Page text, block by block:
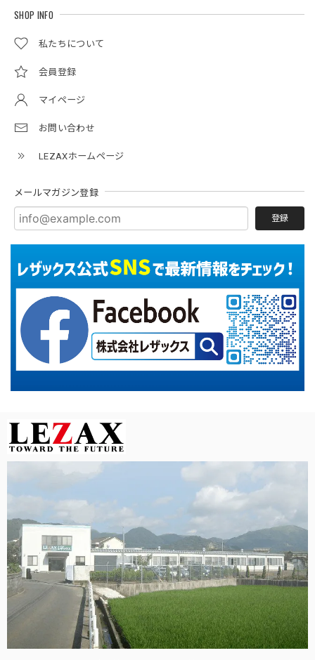
SHOP INFO
私たちについて
会員登録
マイページ
お問い合わせ
LEZAXホームページ
メールマガジン登録
登録